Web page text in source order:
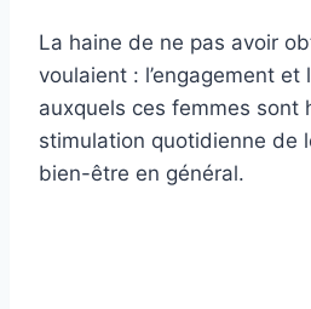
La haine de ne pas avoir
voulaient : l’engagement et
auxquels ces femmes sont
stimulation quotidienne de
bien-être en général.